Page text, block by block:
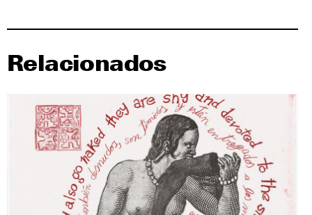
Relacionados